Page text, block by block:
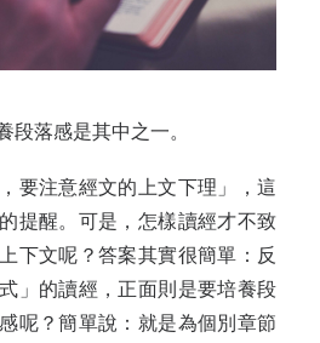
段落感是其中之一。
要注意經文的上文下理」，這
提醒。可是，怎樣讀經才不致
下文呢？答案其實很簡單：反
」的讀經，正面則是要培養段
呢？簡單說：就是為個別章節